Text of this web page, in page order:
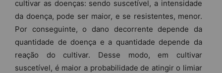
cultivar as doenças: sendo suscetível, a intensidade
da doença, pode ser maior, e se resistentes, menor.
Por conseguinte, o dano decorrente depende da
quantidade de doença e a quantidade depende da
reação do cultivar. Desse modo, em cultivar
suscetível, é maior a probabilidade de atingir o limiar